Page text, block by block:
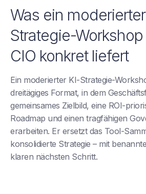
Was ein
Strategie-
CIO konkret liefert
Ein moderierter KI-Strategie-
dreitägiges Format, in dem
gemeinsames Zielbild, eine ROI-
Roadmap und einen tragfähigen
erarbeiten. Er ersetzt das Tool-
konsolidierte Strategie – mit
klaren nächsten Schritt.